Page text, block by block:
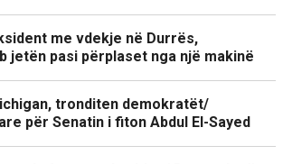
me vdekje në Durrës,
jetën pasi përplaset nga një makinë
tronditen demokratët/
për Senatin i fiton Abdul El-Sayed